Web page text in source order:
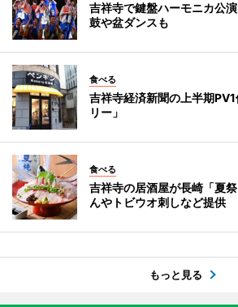
吉祥寺で鍵盤ハーモニカ公
鼓や盆ダンスも
食べる
吉祥寺経済新聞の上半期
リー」
食べる
吉祥寺の居酒屋が長崎「夏
んやトビウオ刺しなど提供
もっと見る